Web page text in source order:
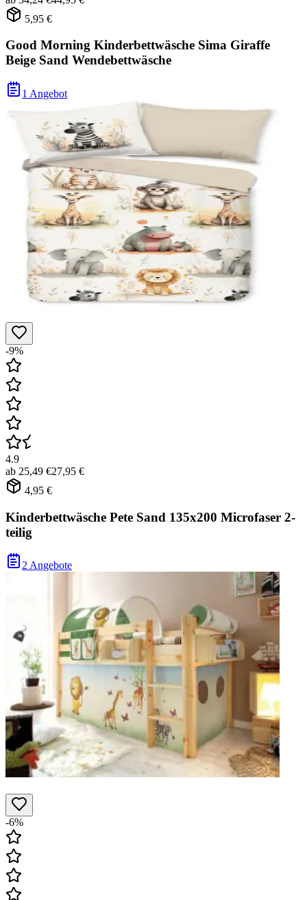
5,95 €
Good Morning Kinderbettwäsche Sima Giraffe
Beige Sand Wendebettwäsche
1 Angebot
-9%
4.9
ab 25,49 €27,95 €
4,95 €
Kinderbettwäsche Pete Sand 135x200 Microfaser 2-
teilig
2 Angebote
-6%